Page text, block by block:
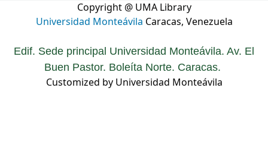
Copyright @ UMA Library
Universidad Monteávila Caracas, Venezuela
Edif. Sede principal Universidad Monteávila. Av. El
Buen Pastor. Boleíta Norte. Caracas.
Customized by Universidad Monteávila